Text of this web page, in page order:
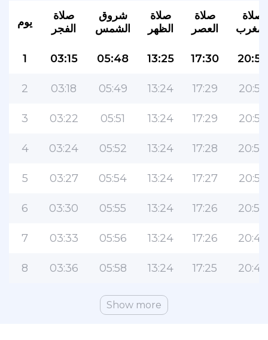
يوم
صلاة
الفجر
شروق
الشمس
صلاة
الظهر
صلاة
العصر
صلاة
1 03:15 05:48 13:25 17:30 20:58
2 03:18 05:49 13:24 17:29 20:57
3 03:22 05:51 13:24 17:29 20:55
4 03:24 05:52 13:24 17:28 20:54
5 03:27 05:54 13:24 17:27 20:52
6 03:30 05:55 13:24 17:26 20:50
7 03:33 05:56 13:24 17:26 20:49
8 03:36 05:58 13:24 17:25 20:47
Show more